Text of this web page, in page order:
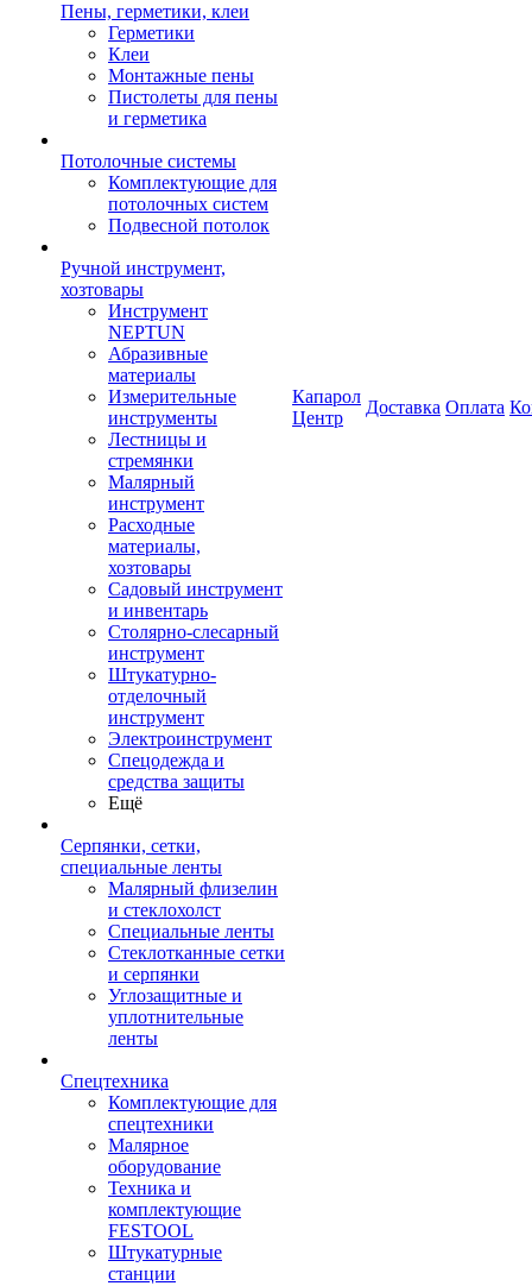
Пены, герметики, клеи
Герметики
Клеи
Монтажные пены
Пистолеты для пены
и герметика
Потолочные системы
Комплектующие для
потолочных систем
Подвесной потолок
Ручной инструмент,
хозтовары
Инструмент
NEPTUN
Абразивные
материалы
Измерительные
инструменты
Лестницы и
стремянки
Малярный
инструмент
Расходные
материалы,
хозтовары
Садовый инструмент
и инвентарь
Столярно-слесарный
инструмент
Штукатурно-
отделочный
инструмент
Электроинструмент
Спецодежда и
средства защиты
Ещё
Серпянки, сетки,
специальные ленты
Малярный флизелин
и стеклохолст
Специальные ленты
Стеклотканные сетки
и серпянки
Углозащитные и
уплотнительные
ленты
Спецтехника
Комплектующие для
спецтехники
Малярное
оборудование
Техника и
комплектующие
FESTOOL
Штукатурные
станции
Капарол
Центр
Доставка Оплата